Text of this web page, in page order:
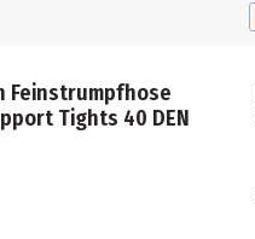
Feinstrumpfhose
Tights 40 DEN